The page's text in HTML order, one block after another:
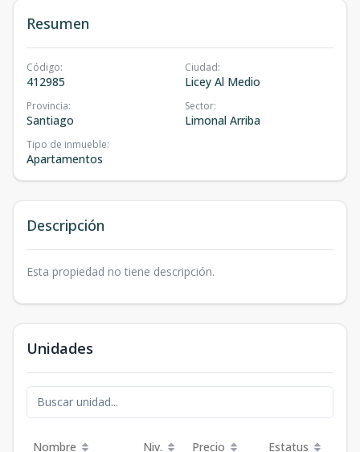
Resumen
Código:
412985
Ciudad:
Licey Al Medio
Provincia:
Santiago
Sector:
Limonal Arriba
Tipo de inmueble:
Apartamentos
Descripción
Esta propiedad no tiene descripción.
Unidades
Nombre Niv. Precio Estatus